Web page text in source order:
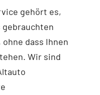
gehört es,
gebrauchten
dass Ihnen
Wir sind